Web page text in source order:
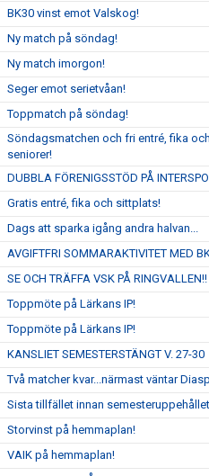
BK30 vinst emot Valskog!
Ny match på söndag!
Ny match imorgon!
Seger emot serietvåan!
Toppmatch på söndag!
Söndagsmatchen och fri entré, fika
seniorer!
DUBBLA FÖRENIGSSTÖD PÅ
Gratis entré, fika och sittplats!
Dags att sparka igång andra halvan...
AVGIFTFRI SOMMARAKTIVITET MED
SE OCH TRÄFFA VSK PÅ RINGVALLEN!!
Toppmöte på Lärkans IP!
Toppmöte på Lärkans IP!
KANSLIET SEMESTERSTÄNGT V. 27-30
Två matcher kvar...närmast väntar
Sista tillfället innan
Storvinst på hemmaplan!
VAIK på hemmaplan!